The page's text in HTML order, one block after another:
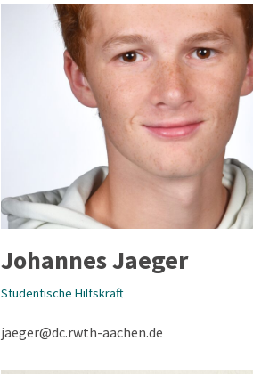
Johannes Jaeger
Studentische Hilfskraft
jaeger@dc.rwth-aachen.de